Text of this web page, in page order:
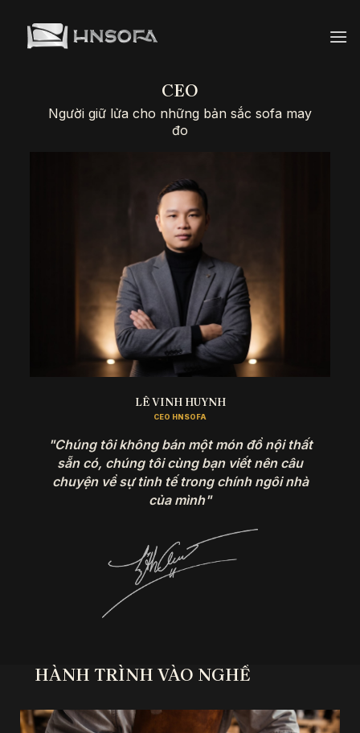
CEO
Người giữ lửa cho những bản sắc sofa may
đo
LÊ VINH HUYNH
CEO HNSOFA
"Chúng tôi không bán một món đồ nội thất
sẵn có, chúng tôi cùng bạn viết nên câu
chuyện về sự tinh tế trong chính ngôi nhà
của mình"
HÀNH TRÌNH VÀO NGHỀ